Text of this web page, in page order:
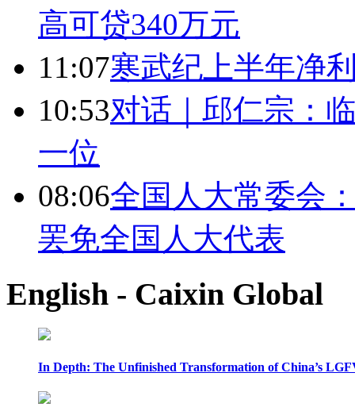
高可贷340万元
11:07寒武纪上半年净
10:53对话｜邱仁宗：
一位
08:06全国人大常委会
罢免全国人大代表
English - Caixin Global
In Depth: The Unfinished Transformation of China’s